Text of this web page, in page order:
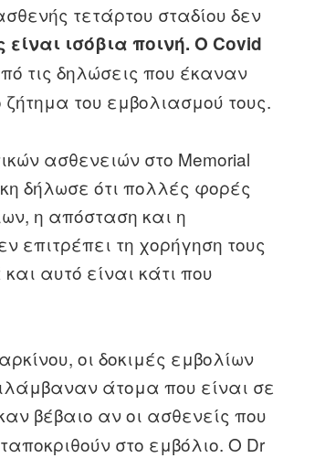
τετάρτου σταδίου δεν
είναι ισόβια ποινή. Ο Covid
τις δηλώσεις που έκαναν
του εμβολιασμού τους.
ασθενειών στο Memorial
δήλωσε ότι πολλές φορές
η απόσταση και η
επιτρέπει τη χορήγηση τους
αυτό είναι κάτι που
οι δοκιμές εμβολίων
άτομα που είναι σε
βέβαιο αν οι ασθενείς που
στο εμβόλιο. Ο Dr